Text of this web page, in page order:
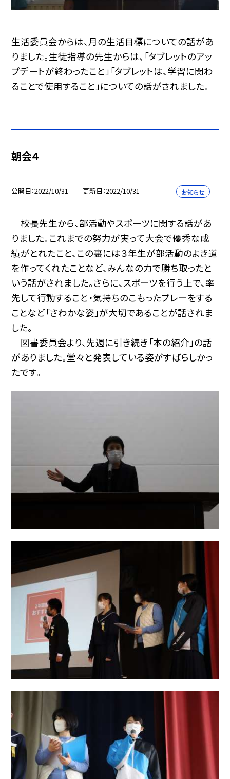
生活委員会からは、月の生活目標についての話があ
りました。生徒指導の先生からは、「タブレットのアッ
プデートが終わったこと」「タブレットは、学習に関わ
ることで使用すること」についての話がされました。
朝会４
公開日 2022/10/31 更新日 2022/10/31 お知らせ
校長先生から、部活動やスポーツに関する話があ
りました。これまでの努力が実って大会で優秀な成
績がとれたこと、この裏には３年生が部活動のよき道
を作ってくれたことなど、みんなの力で勝ち取ったと
いう話がされました。さらに、スポーツを行う上で、率
先して行動すること・気持ちのこもったプレーをする
ことなど「さわかな姿」が大切であることが話されま
した。
図書委員会より、先週に引き続き「本の紹介」の話
がありました。堂々と発表している姿がすばらしかっ
たです。